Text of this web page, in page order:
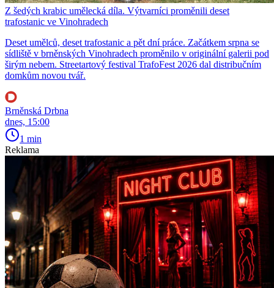
Z šedých krabic umělecká díla. Výtvarníci proměnili deset
trafostanic ve Vinohradech
Deset umělců, deset trafostanic a pět dní práce. Začátkem srpna se
sídliště v brněnských Vinohradech proměnilo v originální galerii pod
širým nebem. Streetartový festival TrafoFest 2026 dal distribučním
domkům novou tvář.
Brněnská Drbna
dnes, 15:00
1 min
Reklama